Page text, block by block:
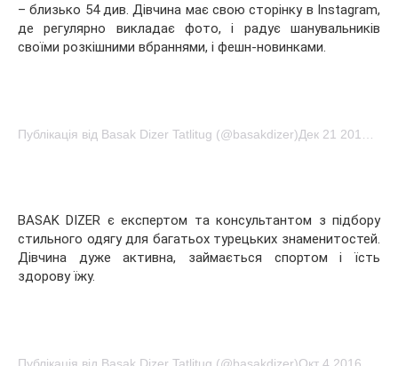
– близько 54 див. Дівчина має свою сторінку в Instagram,
де регулярно викладає фото, і радує шанувальників
своїми розкішними вбраннями, і фешн-новинками.
BASAK DIZER є експертом та консультантом з підбору
стильного одягу для багатьох турецьких знаменитостей.
Дівчина дуже активна, займається спортом і їсть
здорову їжу.